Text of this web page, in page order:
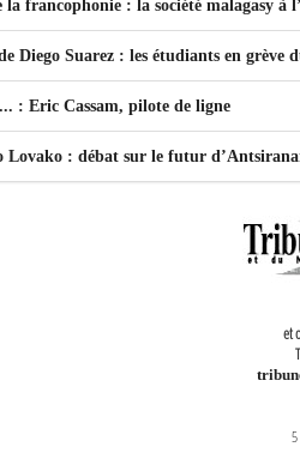
la francophonie : la société malagasy à
Diego Suarez : les étudiants en grève
: Eric Cassam, pilote de ligne
Lovako : débat sur le futur
et